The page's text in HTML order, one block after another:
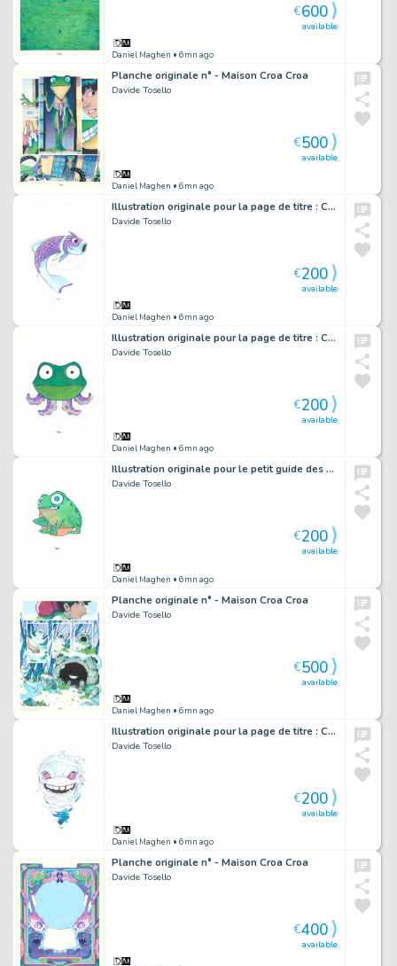
Daniel Maghen • 6mn ago
available
€600
Planche originale n° - Maison Croa Croa
Davide Tosello
Daniel Maghen • 6mn ago
available
€500
Illustration originale pour la page de titre : Chapitre 08, Ouvre les yeux ! - Maison Croa Croa
Davide Tosello
Daniel Maghen • 6mn ago
available
€200
Illustration originale pour la page de titre : Chapitre 05, Maion Croâ Croâ - Maison Croa Croa
Davide Tosello
Daniel Maghen • 6mn ago
available
€200
Illustration originale pour le petit guide des symboles : la Grenouille - Maison Croa Croa
Davide Tosello
Daniel Maghen • 6mn ago
available
€200
Planche originale n° - Maison Croa Croa
Davide Tosello
Daniel Maghen • 6mn ago
available
€500
Illustration originale pour la page de titre : Chapitre 07, Sous l'herbe - Maison Croa Croa
Davide Tosello
Daniel Maghen • 6mn ago
available
€200
Planche originale n° - Maison Croa Croa
Davide Tosello
available
€400